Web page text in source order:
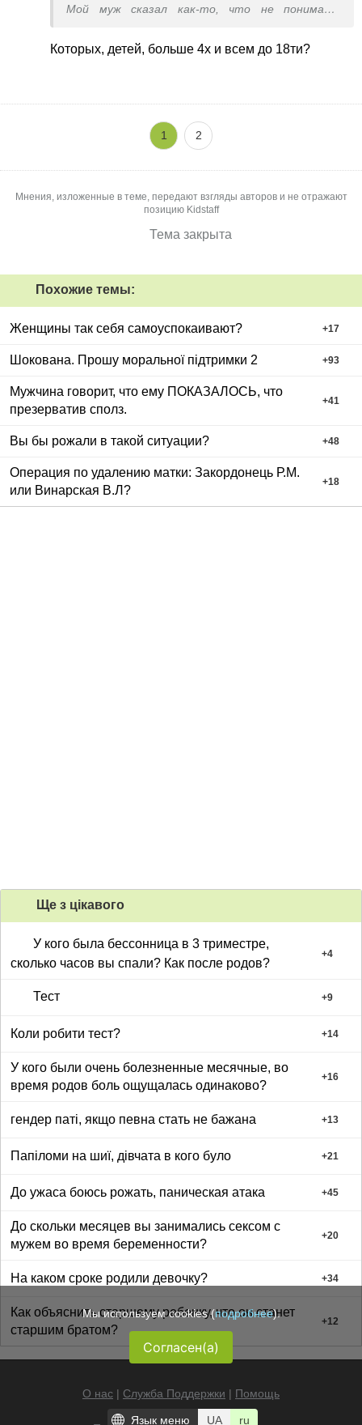
Мой муж сказал как-то, что не понимает
отстрочки. В мыслях не было такого мне
Которых, детей, больше 4х и всем до 18ти?
1 2
Мнения, изложенные в теме, передают взгляды авторов и не отражают
позицию Kidstaff
Тема закрыта
Похожие темы:
Женщины так себя самоуспокаивают? +17
Шокована. Прошу моральної підтримки 2 +93
Мужчина говорит, что ему ПОКАЗАЛОСЬ, что
презерватив сполз.
+41
Вы бы рожали в такой ситуации? +48
Операция по удалению матки: Закордонець Р.М.
или Винарская В.Л?
+18
Ще з цiкавого
У кого была бессонница в 3 триместре,
сколько часов вы спали? Как после родов?
+4
Тест +9
Коли робити тест? +14
У кого были очень болезненные месячные, во
время родов боль ощущалась одинаково?
+16
гендер паті, якщо певна стать не бажана +13
Папіломи на шиї, дівчата в кого було +21
До ужаса боюсь рожать, паническая атака +45
До скольки месяцев вы занимались сексом с
мужем во время беременности?
+20
На каком сроке родили девочку? +34
Как объяснить старшему ребенку, что он станет
старшим братом?
+12
О нас | Служба Поддержки | Помощь
Мы используем cookies (подробнее).
Согласен(а)
Язык меню UA ru